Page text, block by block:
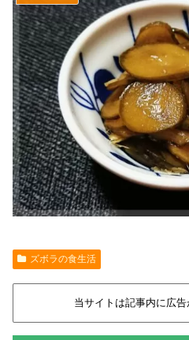
ズボラの食生活
当サイトは記事内に広告